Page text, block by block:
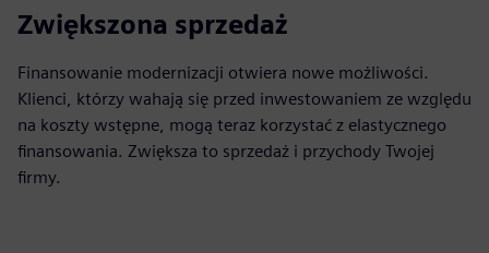
Zwiększona sprzedaż
Finansowanie modernizacji otwiera nowe możliwości.
Klienci, którzy wahają się przed inwestowaniem ze względu
na koszty wstępne, mogą teraz korzystać z elastycznego
finansowania. Zwiększa to sprzedaż i przychody Twojej
firmy.